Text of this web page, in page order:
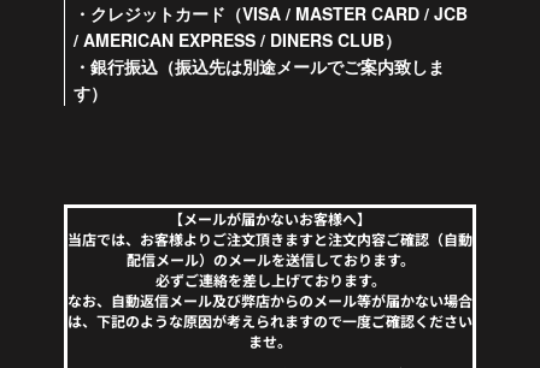
・クレジットカード（VISA / MASTER CARD / JCB
/ AMERICAN EXPRESS / DINERS CLUB）
・銀行振込（振込先は別途メールでご案内致しま
す）
【メールが届かないお客様へ】
当店では、お客様よりご注文頂きますと注文内容ご確認（自動
配信メール）のメールを送信しております。
必ずご連絡を差し上げております。
なお、自動返信メール及び弊店からのメール等が届かない場合
は、下記のような原因が考えられますので一度ご確認ください
ませ。